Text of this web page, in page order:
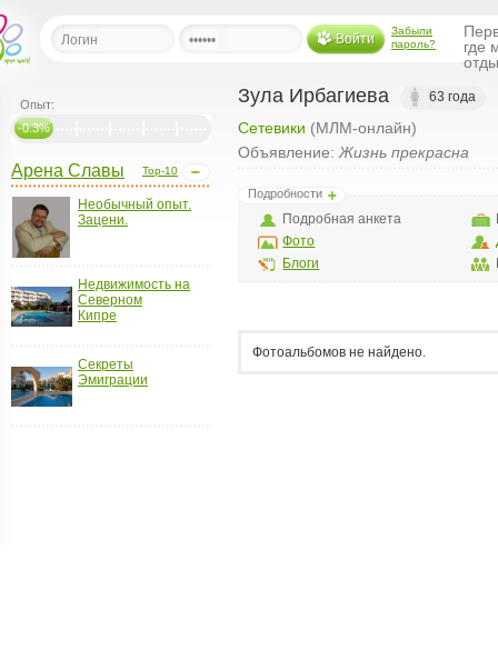
Войти
Забыли
пароль?
где
друзей
Опыт:
-0.3%
Top-10
Арена Славы
Необычный опыт.
Зацени.
Недвижимость на
Северном
Кипре
Секреты
Эмиграции
Зула Ирбагиева 63 года
Сетевики (МЛМ-онлайн)
Объявление: Жизнь прекрасна
Подробности
Подробная анкета
Фото
Блоги
Фотоальбомов не найдено.